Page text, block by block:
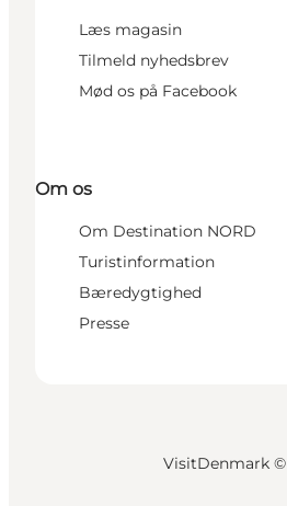
Læs magasin
Tilmeld nyhedsbrev
Mød os på Facebook
Om os
Om Destination NORD
Turistinformation
Bæredygtighed
Presse
VisitDenmark ©